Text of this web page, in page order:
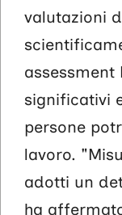
valutazioni
significativi
persone
lavoro.
adotti un
ha